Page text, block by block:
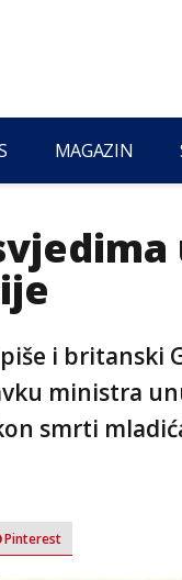
MAGAZIN
i britanski
ministra
smrti
Pinterest